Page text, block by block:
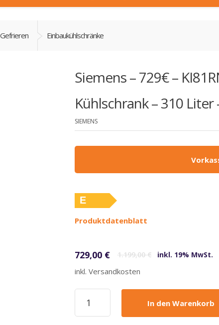
Einbaukühlschränke
Siemens – 729€ –
Kühlschrank – 310
SIEMENS
E
Produktdatenblatt
1.199,00€
729,00 € inkl. 19% MwSt.
inkl. Versandkosten
Siemens
729€
In den Warenkorb